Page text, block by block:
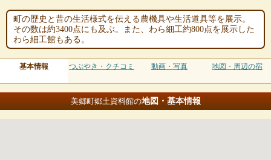
町の歴史と昔の生活様式を伝える農機具や生活道具等を展示。
その数は約3400点にも及ぶ。また、わら細工約800点を展示した
わら細工館もある。
基本情報 つぶやき・クチコミ 動画・写真 地図・周辺の宿
美郷町郷土資料館の地図・基本情報